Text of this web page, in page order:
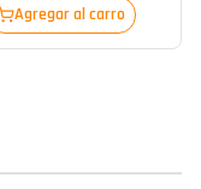
Agregar al carro